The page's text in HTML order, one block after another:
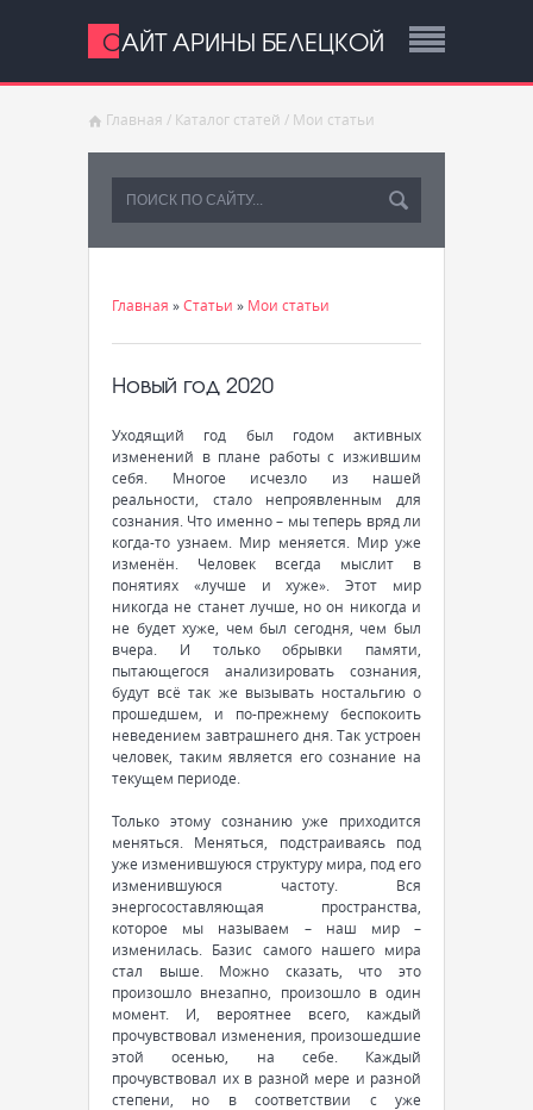
САЙТ АРИНЫ БЕЛЕЦКОЙ
Главная / Каталог статей / Мои статьи
Главная »Статьи » Мои статьи
Новый год 2020
Уходящий год был годом активных
изменений в плане работы с изжившим
себя. Многое исчезло из нашей
реальности, стало непроявленным для
сознания. Что именно – мы теперь вряд ли
когда-то узнаем. Мир меняется. Мир уже
изменён. Человек всегда мыслит в
понятиях «лучше и хуже». Этот мир
никогда не станет лучше, но он никогда и
не будет хуже, чем был сегодня, чем был
вчера. И только обрывки памяти,
пытающегося анализировать сознания,
будут всё так же вызывать ностальгию о
прошедшем, и по-прежнему беспокоить
неведением завтрашнего дня. Так устроен
человек, таким является его сознание на
текущем периоде.
Только этому сознанию уже приходится
меняться. Меняться, подстраиваясь под
уже изменившуюся структуру мира, под его
изменившуюся частоту. Вся
энергосоставляющая пространства,
которое мы называем – наш мир –
изменилась. Базис самого нашего мира
стал выше. Можно сказать, что это
произошло внезапно, произошло в один
момент. И, вероятнее всего, каждый
прочувствовал изменения, произошедшие
этой осенью, на себе. Каждый
прочувствовал их в разной мере и разной
степени, но в соответствии с уже